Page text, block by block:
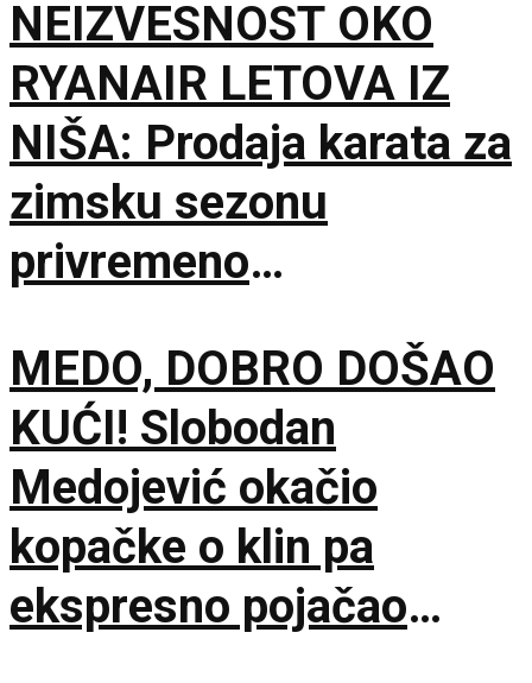
NEIZVESNOST OKO
RYANAIR LETOVA IZ
NIŠA: Prodaja karata za
zimsku sezonu
privremeno
MEDO, DOBRO DOŠAO
KUĆI! Slobodan
Medojević okačio
kopačke o klin pa
ekspresno pojačao